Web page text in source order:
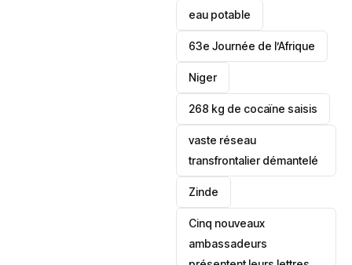
eau potable
63e Journée de l’Afrique
‎Niger
268 kg de cocaïne saisis
vaste réseau
transfrontalier démantelé
Zinde
Cinq nouveaux
ambassadeurs